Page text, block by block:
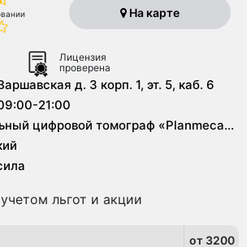
На карте
Лицензия
проверена
д. 3 корп. 1, эт. 5, каб. 6
21:00
цифровой томограф «Planmeca»,
3D томограф «Vatech»
льгот и акции
от 3200